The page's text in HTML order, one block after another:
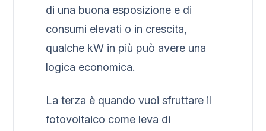
di una buona esposizione e di
consumi elevati o in crescita,
qualche kW in più può avere una
logica economica.
La terza è quando vuoi sfruttare il
fotovoltaico come leva di